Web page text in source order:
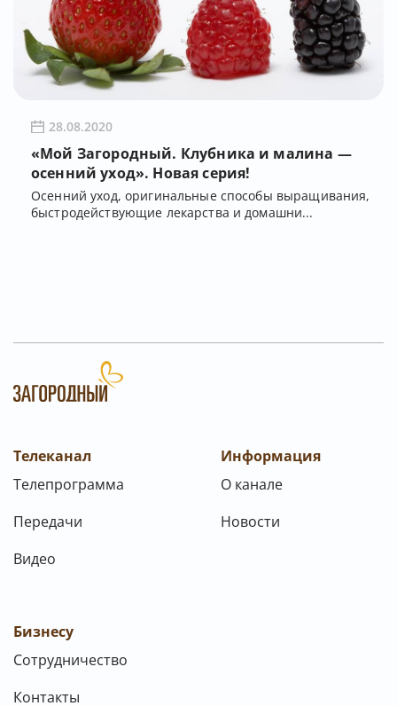
28.08.2020
«Мой Загородный. Клубника и малина —
осенний уход». Новая серия!
Осенний уход, оригинальные способы выращивания,
быстродействующие лекарства и домашни...
Телеканал
Телепрограмма
Передачи
Видео
Информация
О канале
Новости
Бизнесу
Сотрудничество
Контакты